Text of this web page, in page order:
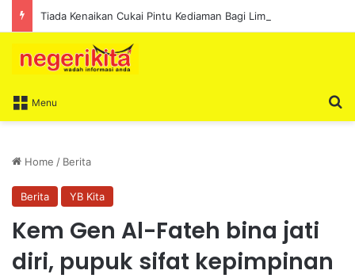
Menu
Home / Berita
Berita YB Kita
Kem Gen Al-Fateh bina jati
diri, pupuk sifat kepimpinan